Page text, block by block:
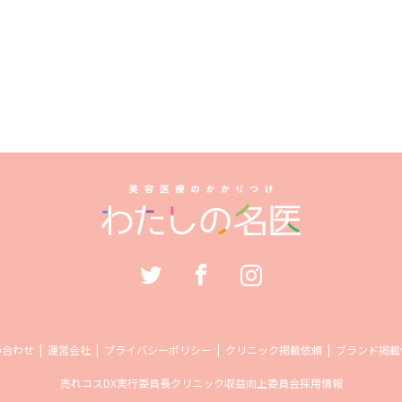
わせ 運営会社 プライバシーポリシー クリニック掲載依頼 ブランド掲
売れコスDX実行委員長クリニック収益向上委員会採用情報